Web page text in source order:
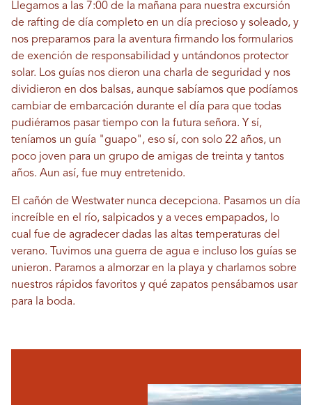
Llegamos a las 7:00 de la mañana para nuestra excursión
de rafting de día completo en un día precioso y soleado, y
nos preparamos para la aventura firmando los formularios
de exención de responsabilidad y untándonos protector
solar. Los guías nos dieron una charla de seguridad y nos
dividieron en dos balsas, aunque sabíamos que podíamos
cambiar de embarcación durante el día para que todas
pudiéramos pasar tiempo con la futura señora. Y sí,
teníamos un guía "guapo", eso sí, con solo 22 años, un
poco joven para un grupo de amigas de treinta y tantos
años. Aun así, fue muy entretenido.
El cañón de Westwater nunca decepciona. Pasamos un día
increíble en el río, salpicados y a veces empapados, lo
cual fue de agradecer dadas las altas temperaturas del
verano. Tuvimos una guerra de agua e incluso los guías se
unieron. Paramos a almorzar en la playa y charlamos sobre
nuestros rápidos favoritos y qué zapatos pensábamos usar
para la boda.